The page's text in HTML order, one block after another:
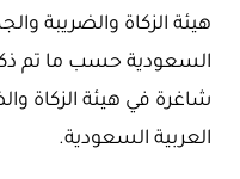
هيئة الزكاة والضريبة
السعودية حسب ما تم
شاغرة في هيئة الزكاة
العربية السعودية.